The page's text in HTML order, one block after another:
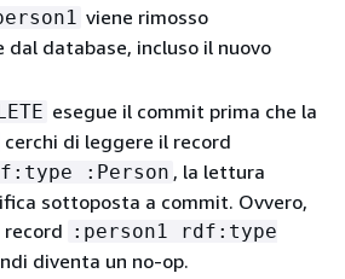
viene rimosso
dal database, incluso il nuovo
esegue il commit prima che la
cerchi di leggere il record
:Person , la lettura
sottoposta a commit. Ovvero,
record :person1 rdf:type
diventa un no-op.